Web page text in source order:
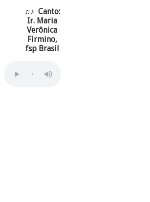
♫♪ Canto:
Ir. Maria
Verônica
Firmino,
fsp Brasil